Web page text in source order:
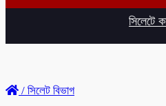
সিলেটে
/ সিলেট বিভাগ